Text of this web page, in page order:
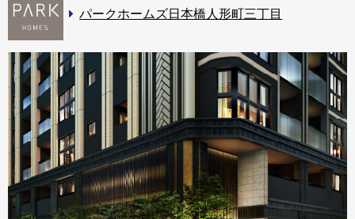
パークホームズ日本橋人形町三丁目